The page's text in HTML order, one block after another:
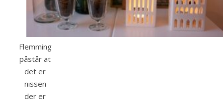
Flemming
påstår at
det er
nissen
der er